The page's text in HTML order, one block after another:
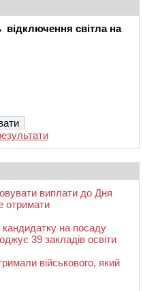
світла на
виплати до Дня
отримати
кандидатку на посаду
39 закладів освіти
військового, який